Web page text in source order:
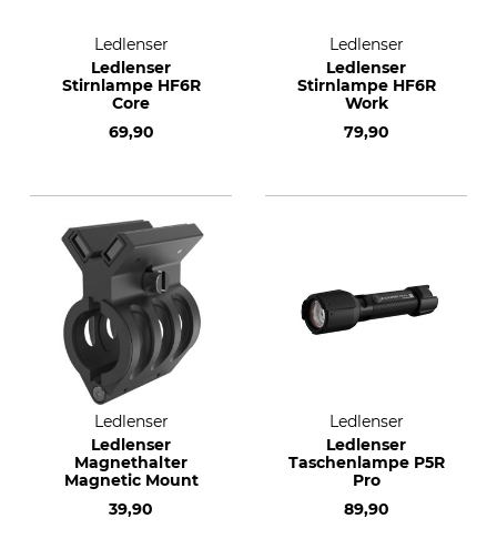
Ledlenser
Ledlenser
Stirnlampe HF6R
Core
69,90
Ledlenser
Ledlenser
Stirnlampe HF6R
Work
79,90
Ledlenser
Ledlenser
Magnethalter
Magnetic Mount
39,90
Ledlenser
Ledlenser
Taschenlampe P5R
Pro
89,90